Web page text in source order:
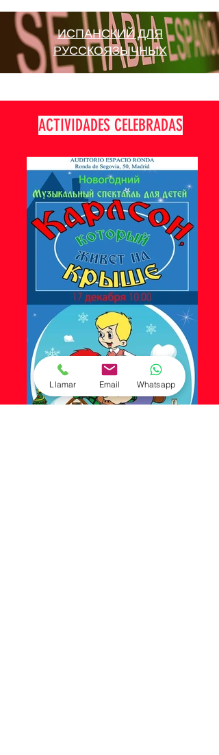
ИСПАНСКИЙ ДЛЯ
РУССКОЯЗЫЧНЫХ
ACTIVIDADES CELEBRADAS
Llamar Email Whatsapp